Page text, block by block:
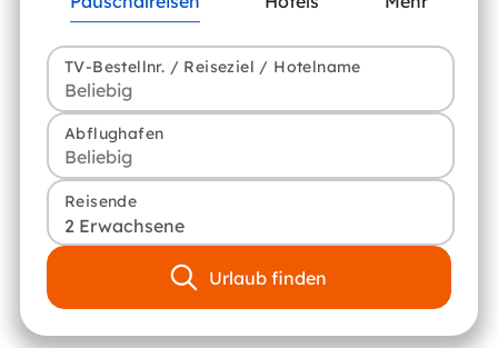
TV-Bestellnr. / Reiseziel / Hotelname
Abflughafen
Reisende
2 Erwachsene
Urlaub finden